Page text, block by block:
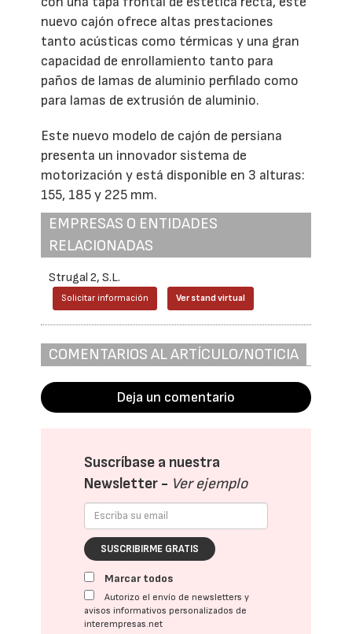
nuevo cajón ofrece altas prestaciones
tanto acústicas como térmicas y una gran
capacidad de enrollamiento tanto para
paños de lamas de aluminio perfilado como
para lamas de extrusión de aluminio.
Este nuevo modelo de cajón de persiana
presenta un innovador sistema de
motorización y está disponible en 3 alturas:
155, 185 y 225 mm.
EMPRESAS O ENTIDADES
RELACIONADAS
Strugal 2, S.L.
Solicitar información Ver stand virtual
COMENTARIOS AL ARTÍCULO/NOTICIA
Deja un comentario
Suscríbase a nuestra
Newsletter - Ver ejemplo
SUSCRIBIRME GRATIS
Marcar todos
Autorizo el envío de newsletters y
avisos informativos personalizados de
interempresas.net